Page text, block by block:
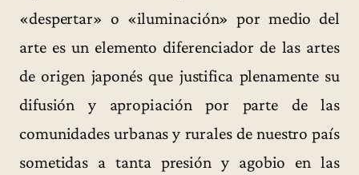
«despertar» o «iluminación» por medio del
arte es un elemento diferenciador de las artes
de origen japonés que justifica plenamente su
difusión y apropiación por parte de las
comunidades urbanas y rurales de nuestro país
sometidas a tanta presión y agobio en las